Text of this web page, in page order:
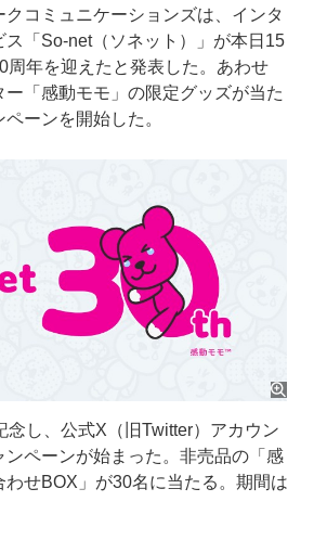
コミュニケーションズは、インタ
ス「So-net（ソネット）」が本日15
周年を迎えたと発表した。あわせ
「感動モモ」の限定グッズが当た
ーンを開始した。
し、公式X（旧Twitter）アカウン
ンペーンが始まった。非売品の「感
せBOX」が30名に当たる。期間は